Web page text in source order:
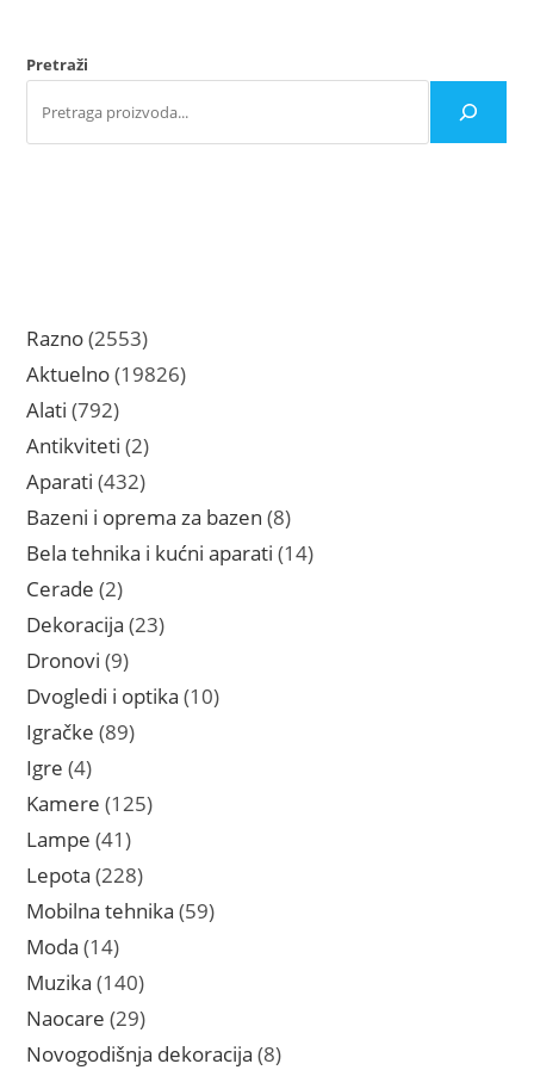
Pretraži
Razno 25532553
proizvoda
Aktuelno 1982619826
Alati 792792
proizvoda
Antikviteti 22
proizvoda
Aparati 432432
proizvoda
Bazeni i oprema za bazen 88
proizvoda
Bela tehnika i kućni aparati 1414
Cerade 22
proizvoda
Dekoracija 2323
Dronovi 99
proizvoda
Dvogledi i optika 1010
Igračke 8989
Igre 44
proizvoda
Kamere 125125
Lampe 4141
proizvod
Lepota 228228
proizvoda
Mobilna tehnika 5959
Moda 1414
proizvoda
Muzika 140140
proizvoda
Naocare 2929
proizvoda
Novogodišnja dekoracija 88